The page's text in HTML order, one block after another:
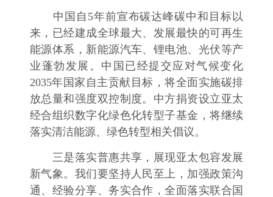
中国自5年前宣布碳达峰碳中和目标以
来，已经建成全球最大、发展最快的可再生
能源体系，新能源汽车、锂电池、光伏等产
业蓬勃发展。中国已经提交应对气候变化
2035年国家自主贡献目标，将全面实施碳排
放总量和强度双控制度。中方捐资设立亚太
经合组织数字化绿色化转型子基金，将继续
落实清洁能源、绿色转型相关倡议。
三是落实普惠共享，展现亚太包容发展
新气象。我们要坚持人民至上，加强政策沟
通、经验分享、务实合作，全面落实联合国